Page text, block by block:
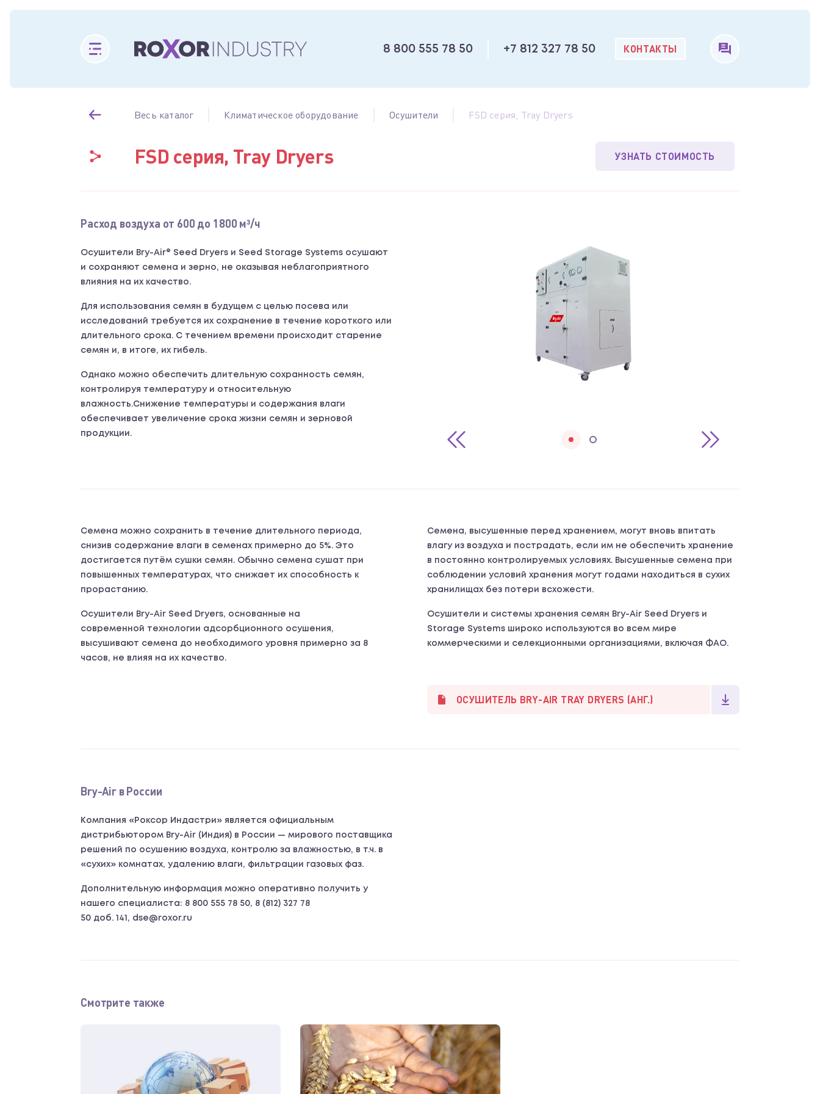
8 800 555 78 50 +7 812 327 78 50 КОНТАКТЫ
Весь каталог Климатическое оборудование Осушители FSD серия, Tray Dryers
FSD серия, Tray Dryers УЗНАТЬ СТОИМОСТЬ
Расход воздуха от 600 до 1800 м³/ч
Осушители Bry-Air® Seed Dryers и Seed Storage Systems осушают
и сохраняют семена и зерно, не оказывая неблагоприятного
влияния на их качество.
Для использования семян в будущем с целью посева или
исследований требуется их сохранение в течение короткого или
длительного срока. С течением времени происходит старение
семян и, в итоге, их гибель.
Однако можно обеспечить длительную сохранность семян,
контролируя температуру и относительную
влажность.Снижение температуры и содержания влаги
обеспечивает увеличение срока жизни семян и зерновой
продукции.
Семена можно сохранить в течение длительного периода,
снизив содержание влаги в семенах примерно до 5%. Это
достигается путём сушки семян. Обычно семена сушат при
повышенных температурах, что снижает их способность к
прорастанию.
Осушители Bry-Air Seed Dryers, основанные на
современной технологии адсорбционного осушения,
высушивают семена до необходимого уровня примерно за 8
часов, не влияя на их качество.
Семена, высушенные перед хранением, могут вновь впитать
влагу из воздуха и пострадать, если им не обеспечить хранение
в постоянно контролируемых условиях. Высушенные семена при
соблюдении условий хранения могут годами находиться в сухих
хранилищах без потери всхожести.
Осушители и системы хранения семян Bry-Air Seed Dryers и
Storage Systems широко используются во всем мире
коммерческими и селекционными организациями, включая ФАО.
ОСУШИТЕЛЬ BRY-AIR TRAY DRYERS (АНГ.)
Bry-Air в России
Компания «Роксор Индастри» является официальным
дистрибьютором Bry-Air (Индия) в России — мирового поставщика
решений по осушению воздуха, контролю за влажностью, в т.ч. в
«сухих» комнатах, удалению влаги, фильтрации газовых фаз.
Дополнительную информация можно оперативно получить у
нашего специалиста: 8 800 555 78 50, 8 (812) 327 78
50 доб. 141, dse@roxor.ru
Смотрите также